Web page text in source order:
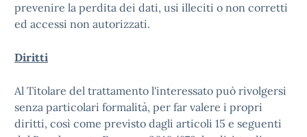
prevenire la perdita dei dati, usi illeciti o non corretti
ed accessi non autorizzati.
Diritti
Al Titolare del trattamento l'interessato può rivolgersi
senza particolari formalità, per far valere i propri
diritti, così come previsto dagli articoli 15 e seguenti